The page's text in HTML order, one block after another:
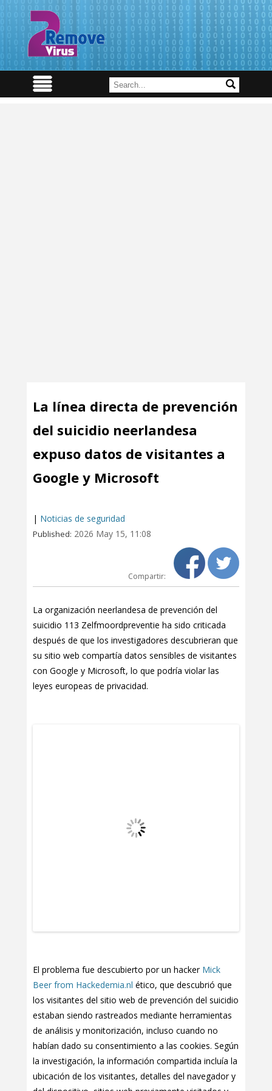
La línea directa de prevención
del suicidio neerlandesa
expuso datos de visitantes a
Google y Microsoft
| Noticias de seguridad
Published: 2026 May 15, 11:08
Compartir:
La organización neerlandesa de prevención del
suicidio 113 Zelfmoordpreventie ha sido criticada
después de que los investigadores descubrieran que
su sitio web compartía datos sensibles de visitantes
con Google y Microsoft, lo que podría violar las
leyes europeas de privacidad.
El problema fue descubierto por un hacker Mick
Beer from Hackedemia.nl ético, que descubrió que
los visitantes del sitio web de prevención del suicidio
estaban siendo rastreados mediante herramientas
de análisis y monitorización, incluso cuando no
habían dado su consentimiento a las cookies. Según
la investigación, la información compartida incluía la
ubicación de los visitantes, detalles del navegador y